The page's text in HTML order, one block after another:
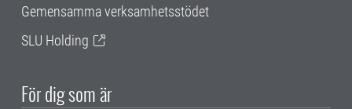
Gemensamma verksamhetsstödet
SLU Holding
För dig som är